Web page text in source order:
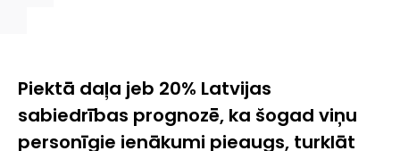
Piektā daļa jeb 20% Latvijas
sabiedrības prognozē, ka šogad viņu
personīgie ienākumi pieaugs, turklāt